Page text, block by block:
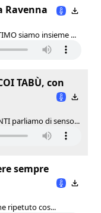
Ravenna
siamo insieme ...
TABÙ, con
parliamo di senso...
sempre
ripetuto cos...